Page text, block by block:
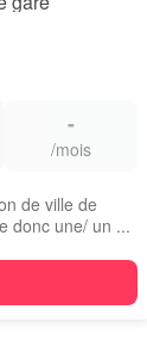
-
/mois
de ville de
donc une/ un ...